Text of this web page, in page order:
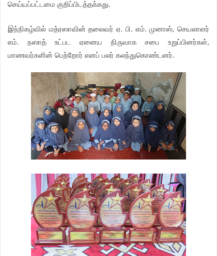
செய்யப்பட்டமை குறிப்பிடத்தக்கது.
இந்நிகழ்வில் மத்ரஸாவின் தலைவர் ஏ. பி. எம். முனாஸ், செயலாளர்
எம். நஸாத் உட்பட ஏனைய நிருவாக சபை உறுப்பினர்கள்,
மாணவர்களின் பெற்றோர் எனப் பலர் கலந்துகொண்டனர்.